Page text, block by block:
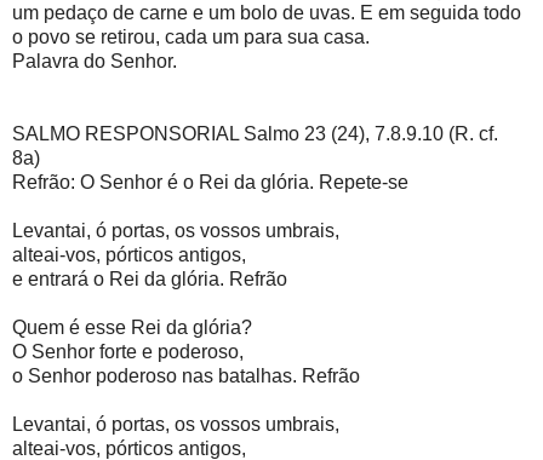
um pedaço de carne e um bolo de uvas. E em seguida todo
o povo se retirou, cada um para sua casa.
Palavra do Senhor.
SALMO RESPONSORIAL Salmo 23 (24), 7.8.9.10 (R. cf.
8a)
Refrão: O Senhor é o Rei da glória. Repete-se
Levantai, ó portas, os vossos umbrais,
alteai-vos, pórticos antigos,
e entrará o Rei da glória. Refrão
Quem é esse Rei da glória?
O Senhor forte e poderoso,
o Senhor poderoso nas batalhas. Refrão
Levantai, ó portas, os vossos umbrais,
alteai-vos, pórticos antigos,